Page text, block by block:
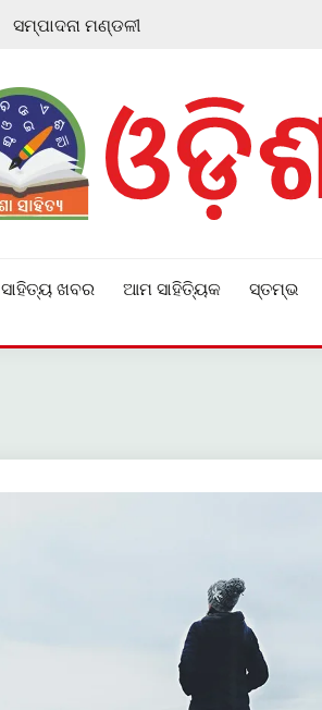
ସମ୍ପାଦନା ମଣ୍ଡଳୀ
ସାହିତ୍ୟ ଖବର ଆମ ସାହିତ୍ୟିକ ସ୍ତମ୍ଭ